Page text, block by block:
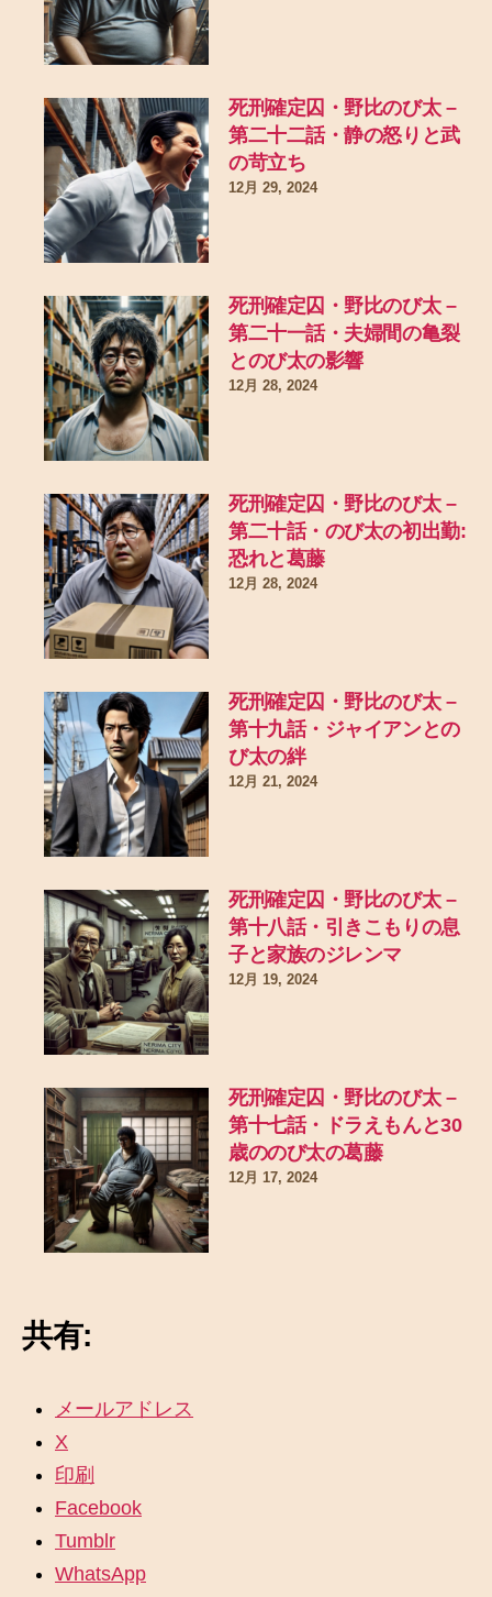
死刑確定囚・野比のび太 –
第二十二話・静の怒りと武
の苛立ち
12月 29, 2024
死刑確定囚・野比のび太 –
第二十一話・夫婦間の亀裂
とのび太の影響
12月 28, 2024
死刑確定囚・野比のび太 –
第二十話・のび太の初出勤:
恐れと葛藤
12月 28, 2024
死刑確定囚・野比のび太 –
第十九話・ジャイアンとの
び太の絆
12月 21, 2024
死刑確定囚・野比のび太 –
第十八話・引きこもりの息
子と家族のジレンマ
12月 19, 2024
死刑確定囚・野比のび太 –
第十七話・ドラえもんと30
歳ののび太の葛藤
12月 17, 2024
共有:
メールアドレス
X
印刷
Facebook
Tumblr
WhatsApp